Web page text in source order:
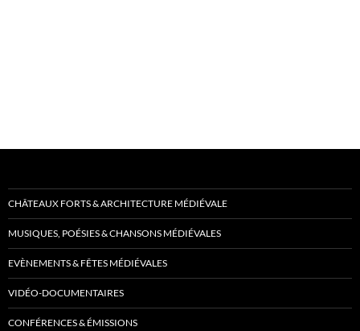
CHÂTEAUX FORTS & ARCHITECTURE MÉDIÉVALE
MUSIQUES, POÉSIES & CHANSONS MÉDIÉVALES
EVÈNEMENTS & FÊTES MÉDIÉVALES
VIDÉO-DOCUMENTAIRES
CONFÉRENCES & ÉMISSIONS